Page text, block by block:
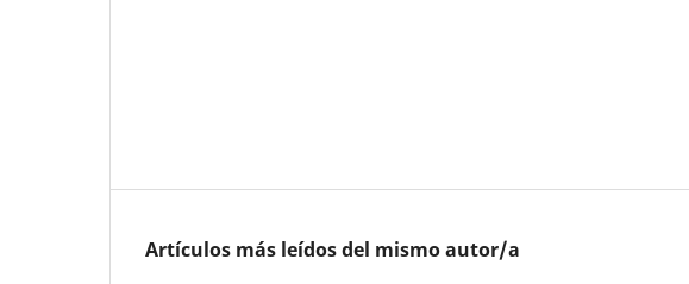
Artículos más leídos del mismo autor/a